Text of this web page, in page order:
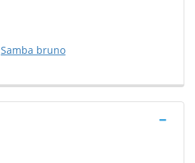
Samba bruno